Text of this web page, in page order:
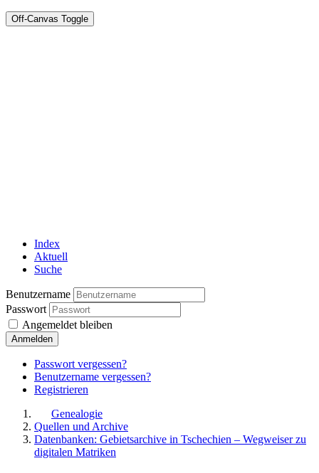
Off-Canvas Toggle
Index
Aktuell
Suche
Benutzername
Passwort
Angemeldet bleiben
Anmelden
Passwort vergessen?
Benutzername vergessen?
Registrieren
Genealogie
Quellen und Archive
Datenbanken: Gebietsarchive in Tschechien – Wegweiser zu
digitalen Matriken